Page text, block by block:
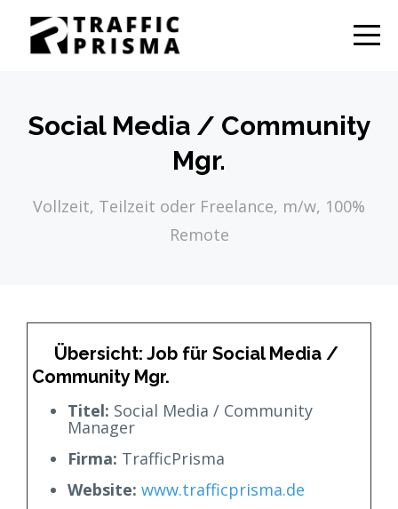
Social Media / Community
Mgr.
Vollzeit, Teilzeit oder Freelance, m/w, 100%
Remote
Übersicht: Job für Social Media /
Community Mgr.
Titel: Social Media / Community
Manager
Firma: TrafficPrisma
Website: www.trafficprisma.de